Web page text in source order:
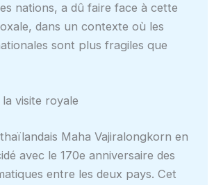
nations, a dû faire face à cette
dans un contexte où les
sont plus fragiles que
visite royale
Maha Vajiralongkorn en
avec le 170e anniversaire des
entre les deux pays. Cet